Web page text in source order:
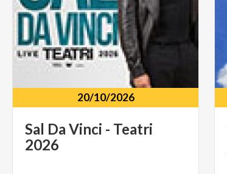
20/10/2026
Sal Da Vinci - Teatri
2026